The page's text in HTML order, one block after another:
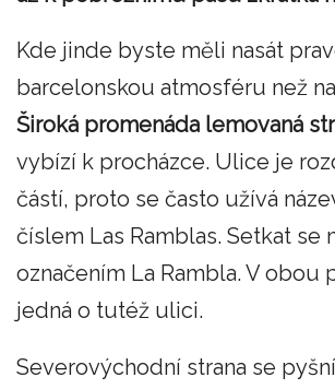
Kde jinde byste měli nasát
barcelonskou atmosféru než
Široká promenáda lemovaná
vybízí k procházce. Ulice je
částí, proto se často užívá
číslem Las Ramblas. Setkat se
označením La Rambla. V obou
jedná o tutéž ulici.
Severovýchodní strana se